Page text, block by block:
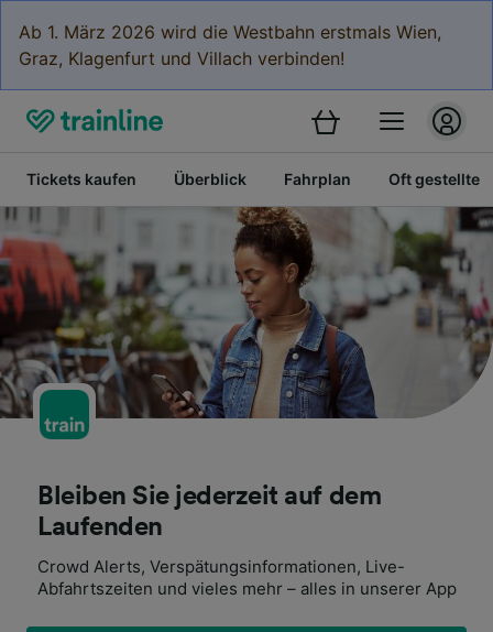
Ab 1. März 2026 wird die Westbahn erstmals Wien,
Graz, Klagenfurt und Villach verbinden!
Tickets kaufen Überblick Fahrplan Oft gestellte
Bleiben Sie jederzeit auf dem
Laufenden
Crowd Alerts, Verspätungsinformationen, Live-
Abfahrtszeiten und vieles mehr – alles in unserer App